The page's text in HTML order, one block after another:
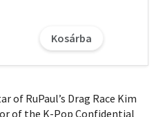
Kosárba
of RuPaul’s Drag Race Kim
of the K-Pop Confidential